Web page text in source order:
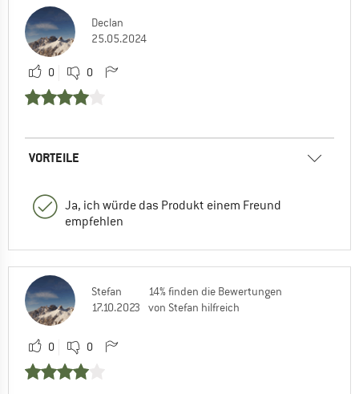
Declan
25.05.2024
0 0
VORTEILE
Ja, ich würde das Produkt einem Freund
empfehlen
Stefan
17.10.2023
14% finden die Bewertungen
von Stefan hilfreich
0 0